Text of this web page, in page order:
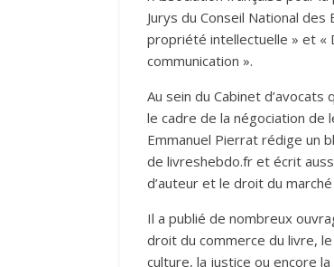
Jurys du Conseil National
propriété intellectuelle » et «
communication ».
Au sein du Cabinet
le cadre de la négociation
Emmanuel Pierrat rédige un
de livreshebdo.fr et écrit
d’auteur et le droit du
Il a publié de nombreux
droit du commerce du livre,
culture, la justice ou encore la